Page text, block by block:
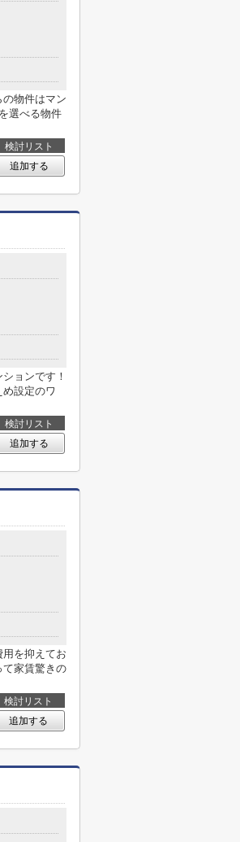
物件はマン
選べる物件
検討リスト
追加する
ョンです！
設定のワ
検討リスト
追加する
を抑えてお
て家賃驚きの
検討リスト
追加する